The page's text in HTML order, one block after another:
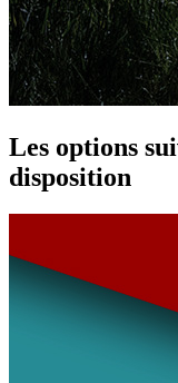
Les options
disposition